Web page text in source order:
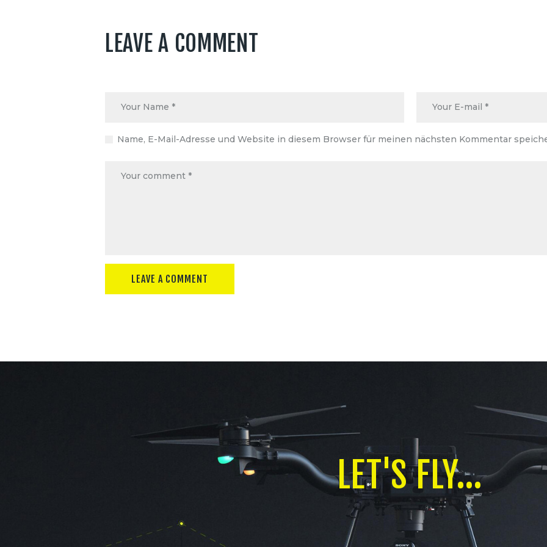
LEAVE A COMMENT
Name, E-Mail-Adresse und Website in diesem Browser für meinen nächsten Kommentar
LET'S FLY...